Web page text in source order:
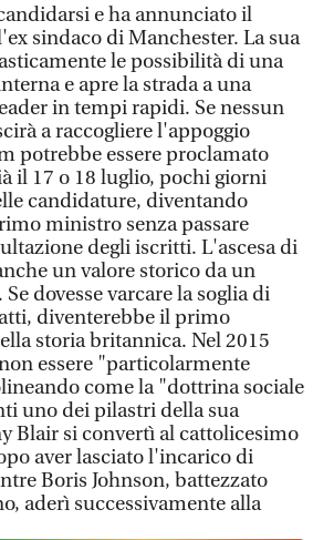
e ha annunciato il
sindaco di Manchester. La sua
le possibilità di una
e apre la strada a una
in tempi rapidi. Se nessun
a raccogliere l'appoggio
potrebbe essere proclamato
il 17 o 18 luglio, pochi giorni
candidature, diventando
ministro senza passare
degli iscritti. L'ascesa di
un valore storico da un
dovesse varcare la soglia di
diventerebbe il primo
storia britannica. Nel 2015
essere "particolarmente
come la "dottrina sociale
uno dei pilastri della sua
Blair si convertì al cattolicesimo
aver lasciato l'incarico di
Boris Johnson, battezzato
aderì successivamente alla